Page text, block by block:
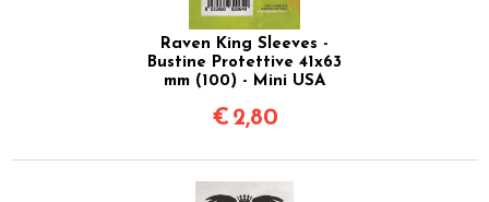
Raven King Sleeves -
Bustine Protettive 41x63
mm (100) - Mini USA
€ 2,80